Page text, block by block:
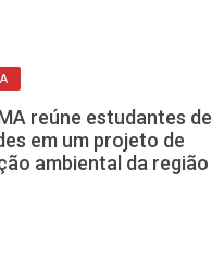
reúne estudantes de
em um projeto de
ambiental da região